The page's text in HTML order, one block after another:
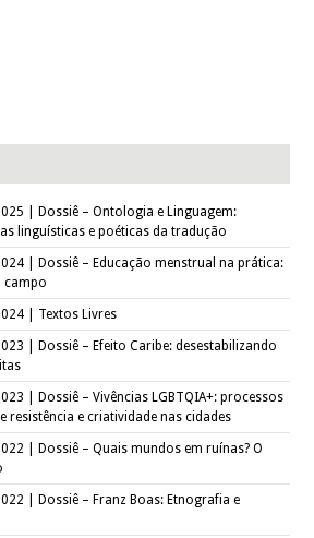
| Dossiê – Ontologia e Linguagem:
linguísticas e poéticas da tradução
| Dossiê – Educação menstrual na prática:
campo
| Textos Livres
| Dossiê – Efeito Caribe: desestabilizando
| Dossiê – Vivências LGBTQIA+: processos
resistência e criatividade nas cidades
| Dossiê – Quais mundos em ruínas? O
| Dossiê – Franz Boas: Etnografia e